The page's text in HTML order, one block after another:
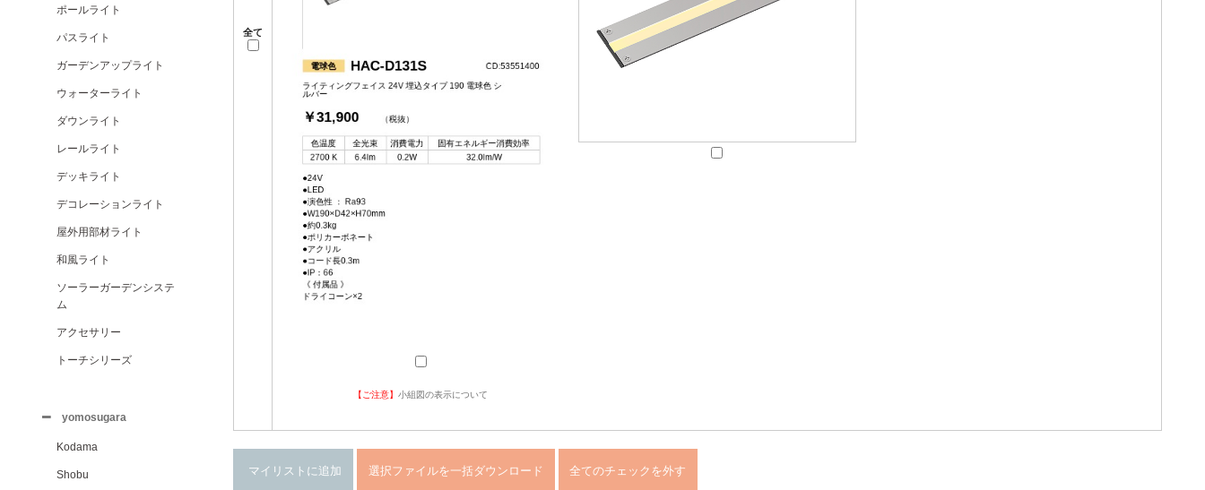
ポールライト
パスライト
ガーデンアップライト
ウォーターライト
ダウンライト
レールライト
デッキライト
デコレーションライト
屋外用部材ライト
和風ライト
ソーラーガーデンシステ
ム
アクセサリー
トーチシリーズ
yomosugara
Kodama
Shobu
全て
【ご注意】小組図の表示について